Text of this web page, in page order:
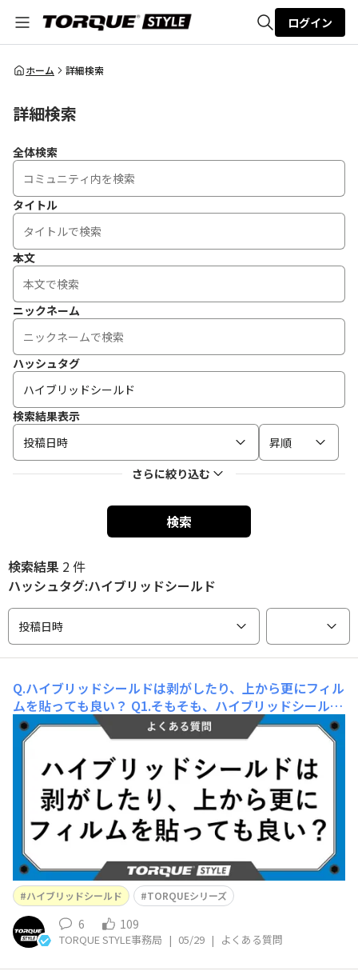
全体検索
ログイン
ホーム 詳細検索
詳細検索
全体検索
タイトル
本文
ニックネーム
ハッシュタグ
検索結果表示
投稿日時
昇順
さらに絞り込む
検索
検索結果 2 件
ハッシュタグ:ハイブリッドシールド
投稿日時
Q.ハイブリッドシールドは剥がしたり、上から更にフィル
ムを貼っても良い？ Q1.そもそも、ハイブリッドシールド
って何？ TORQUEでは京セラ独自のガラス割れ防止構造
を採用しており、割れにくく傷つきにくい強化ガラスと、
耐擦傷性の高いコーティングを施した特殊保護フィルムの
組み合わせによって実現しています。この特殊保護フィル
ムがハイブリッドシールドと呼ばれるもので(※1) 、
ハイブリッドシールド TORQUEシリーズ
6 109
TORQUE STYLE事務局 | 05/29 | よくある質問